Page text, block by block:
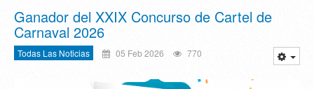
Ganador del XXIX Concurso de Cartel de
Carnaval 2026
Todas Las Noticias 05 Feb 2026 770